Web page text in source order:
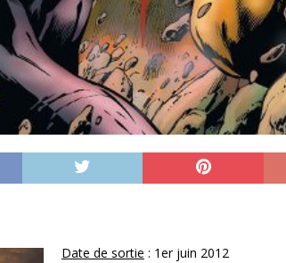
Date de sortie : 1er juin 2012